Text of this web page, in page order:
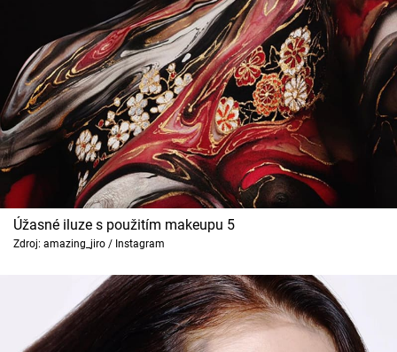
Úžasné iluze s použitím makeupu 5
Zdroj: amazing_jiro / Instagram